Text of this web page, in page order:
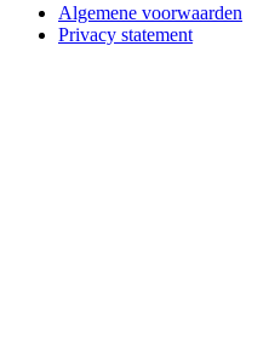
Algemene voorwaarden
Privacy statement